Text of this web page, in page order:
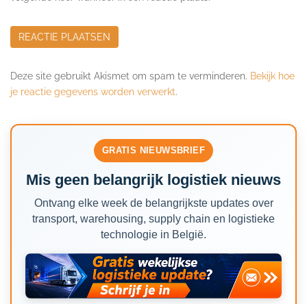
Deze site gebruikt Akismet om spam te verminderen. Bekijk hoe
je reactie gegevens worden verwerkt.
GRATIS NIEUWSBRIEF
Mis geen belangrijk logistiek nieuws
Ontvang elke week de belangrijkste updates over
transport, warehousing, supply chain en logistieke
technologie in België.